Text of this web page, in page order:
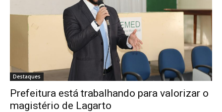
Destaques
Prefeitura está trabalhando para valorizar o
magistério de Lagarto